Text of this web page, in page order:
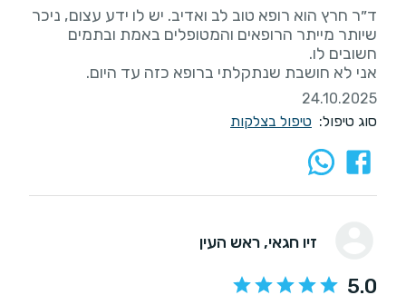
ד״ר חרץ הוא רופא טוב לב ואדיב. יש לו ידע עצום, ניכר
שיותר מייתר הרופאים והמטופלים באמת ובתמים
אני לא חושבת שנתקלתי ברופא כזה עד היום.
24.10.2025
סוג טיפול: טיפול בצלקות
זיו חגאי, ראש העין
5.0